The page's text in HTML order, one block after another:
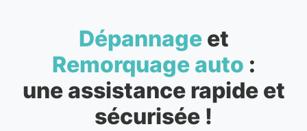
Dépannageet
Remorquage auto :
une assistance rapide et
sécurisée !